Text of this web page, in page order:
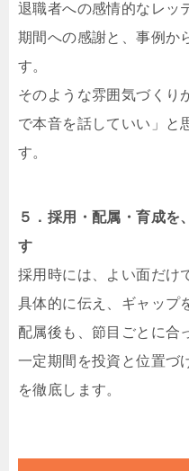
退職者への感情的なレッ
期間への感謝と、事例か
す。
そのような雰囲気づくり
で本音を話していい」と
す。
５．採用・配属・育成を
す
採用時には、よい面だけ
具体的に伝え、ギャップ
配属後も、節目ごとに合
一定期間を投資と位置づ
を徹底します。